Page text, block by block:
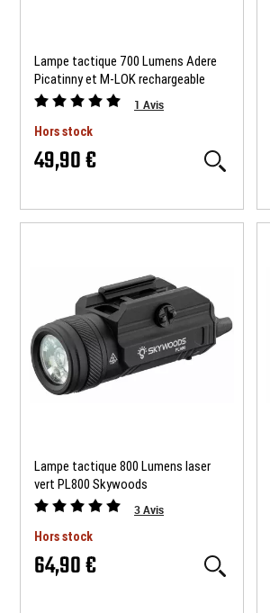
Lampe tactique 700 Lumens Adere
Picatinny et M-LOK rechargeable
SKYWOODS
1 Avis
Hors stock
49,90 €
Lampe tactique 800 Lumens laser
vert PL800 Skywoods
3Avis
Hors stock
64,90 €